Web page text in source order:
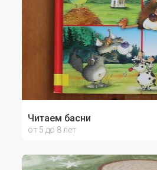
Читаем басни
от 5 до 8 лет